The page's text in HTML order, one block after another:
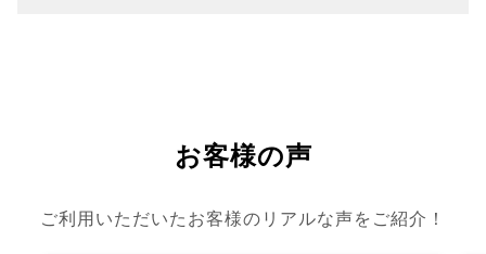
お客様の声
ご利用いただいたお客様のリアルな声をご紹介！